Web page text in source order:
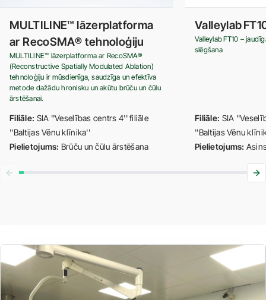
MULTILINE™ lāzerplatforma
ar RecoSMA® tehnoloģiju
MULTILINE™ lāzerplatforma ar RecoSMA®
(Reconstructive Spatially Modulated Ablation)
tehnoloģiju ir mūsdienīga, saudzīga un efektīva
metode dažādu hronisku un akūtu brūču un čūlu
ārstēšanai.
Filiāle: SIA ''Veselības centrs 4'' filiāle
''Baltijas Vēnu klīnika''
Pielietojums: Brūču un čūlu ārstēšana
Valleylab
Valleylab FT10 –
slēgšana
Filiāle: SIA
''Baltijas Vēnu
Pielietojums: